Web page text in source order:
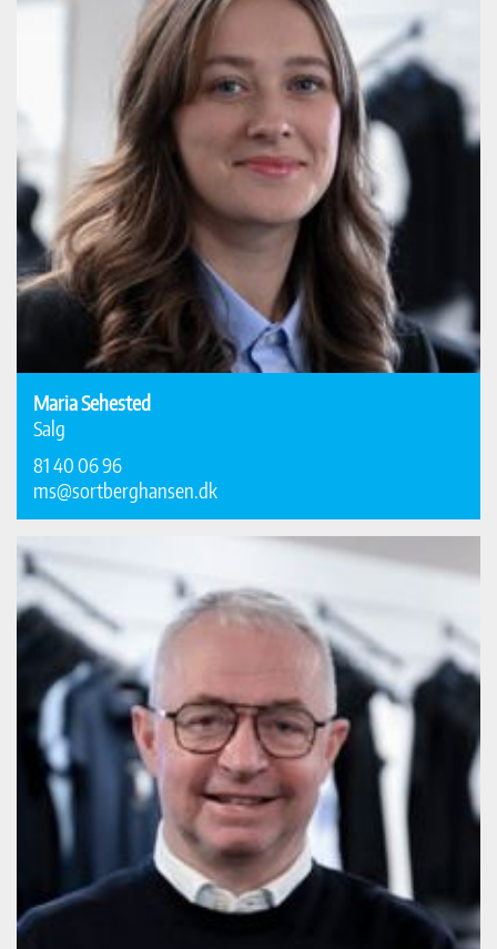
Maria Sehested
Salg
81 40 06 96
ms@sortberghansen.dk